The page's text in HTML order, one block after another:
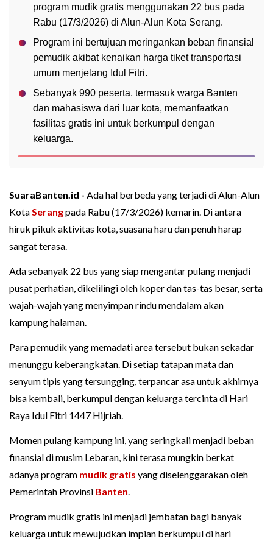
program mudik gratis menggunakan 22 bus pada
Rabu (17/3/2026) di Alun-Alun Kota Serang.
Program ini bertujuan meringankan beban finansial
pemudik akibat kenaikan harga tiket transportasi
umum menjelang Idul Fitri.
Sebanyak 990 peserta, termasuk warga Banten
dan mahasiswa dari luar kota, memanfaatkan
fasilitas gratis ini untuk berkumpul dengan
keluarga.
SuaraBanten.id - Ada hal berbeda yang terjadi di Alun-Alun
KotaSerangpada Rabu (17/3/2026) kemarin. Di antara
hiruk pikuk aktivitas kota, suasana haru dan penuh harap
sangat terasa.
Ada sebanyak 22 bus yang siap mengantar pulang menjadi
pusat perhatian, dikelilingi oleh koper dan tas-tas besar, serta
wajah-wajah yang menyimpan rindu mendalam akan
kampung halaman.
Para pemudik yang memadati area tersebut bukan sekadar
menunggu keberangkatan. Di setiap tatapan mata dan
senyum tipis yang tersungging, terpancar asa untuk akhirnya
bisa kembali, berkumpul dengan keluarga tercinta di Hari
Raya Idul Fitri 1447 Hijriah.
Momen pulang kampung ini, yang seringkali menjadi beban
finansial di musim Lebaran, kini terasa mungkin berkat
adanya program mudik gratis yang diselenggarakan oleh
Pemerintah Provinsi Banten.
Program mudik gratis ini menjadi jembatan bagi banyak
keluarga untuk mewujudkan impian berkumpul di hari